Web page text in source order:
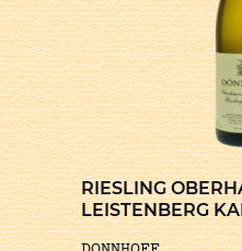
RIESLING
LEISTENBERG